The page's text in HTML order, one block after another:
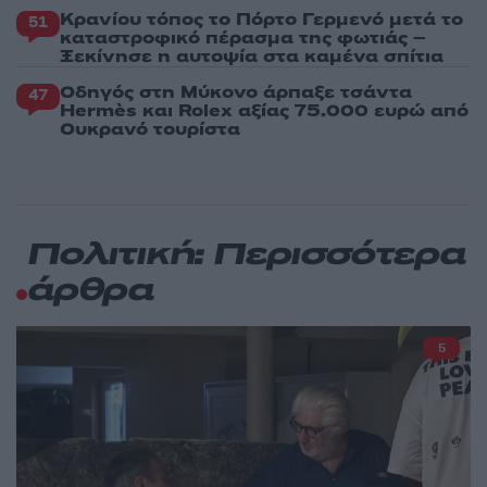
51 Κρανίου τόπος το Πόρτο Γερμενό μετά το
καταστροφικό πέρασμα της φωτιάς –
Ξεκίνησε η αυτοψία στα καμένα σπίτια
47 Οδηγός στη Μύκονο άρπαξε τσάντα
Hermès και Rolex αξίας 75.000 ευρώ από
Ουκρανό τουρίστα
Πολιτική: Περισσότερα
άρθρα
5